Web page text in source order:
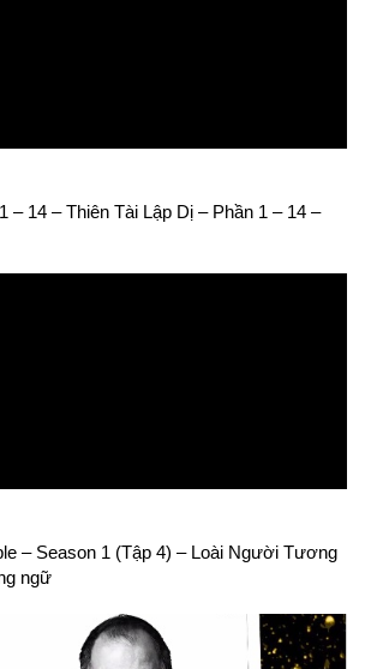
– 14 – Thiên Tài Lập Dị – Phần 1 – 14 –
– Season 1 (Tập 4) – Loài Người Tương
ngữ